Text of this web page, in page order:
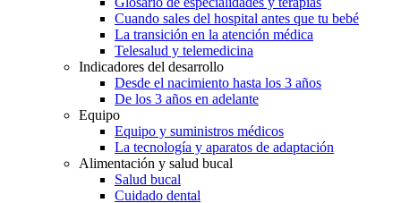
Cuando sales del hospital antes que tu bebé
La transición en la atención médica
Telesalud y telemedicina
Indicadores del desarrollo
Desde el nacimiento hasta los 3 años
De los 3 años en adelante
Equipo
Equipo y suministros médicos
La tecnología y aparatos de adaptación
Alimentación y salud bucal
Salud bucal
Cuidado dental